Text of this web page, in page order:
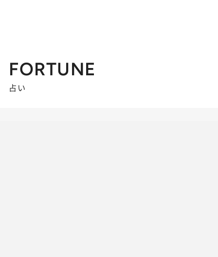
FORTUNE
占い